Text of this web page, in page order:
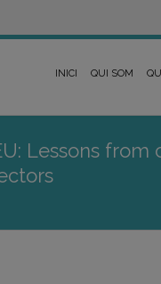
INICI QUI SOM
Lessons from